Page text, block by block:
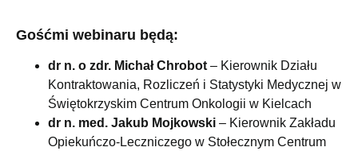
Gośćmi webinaru będą:
dr n. o zdr. Michał Chrobot – Kierownik Działu
Kontraktowania, Rozliczeń i Statystyki Medycznej w
Świętokrzyskim Centrum Onkologii w Kielcach
dr n. med. Jakub Mojkowski – Kierownik Zakładu
Opiekuńczo-Leczniczego w Stołecznym Centrum